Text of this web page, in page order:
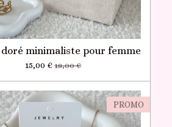
minimaliste pour femme
15,00 € 18,00 €
PROMO